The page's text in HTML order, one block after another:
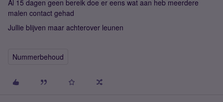
Al 15 dagen geen bereik doe er eens wat aan heb meerdere
malen contact gehad
Jullie blijven maar achterover leunen
Nummerbehoud